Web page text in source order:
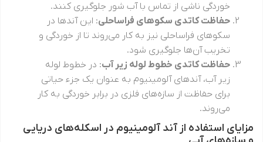
خوردگی ناشی از تماس با آب شور جلوگیری کنند.
حفاظت کاتدی سکوهای فراساحلی: این آندها در
سکوهای فراساحلی نیز به کار می‌روند تا از خوردگی و
تخریب آن‌ها جلوگیری شود.
حفاظت کاتدی خطوط لوله زیر آب: در خطوط لوله
زیر آب، آندهای آلومینیوم به عنوان یک جزء حیاتی
برای حفاظت از سازه‌های فلزی در برابر خوردگی به کار
می‌روند.
مزایای استفاده از آند آلومینیوم در اسکله‌های دریایی